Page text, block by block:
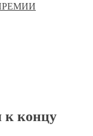
к концу